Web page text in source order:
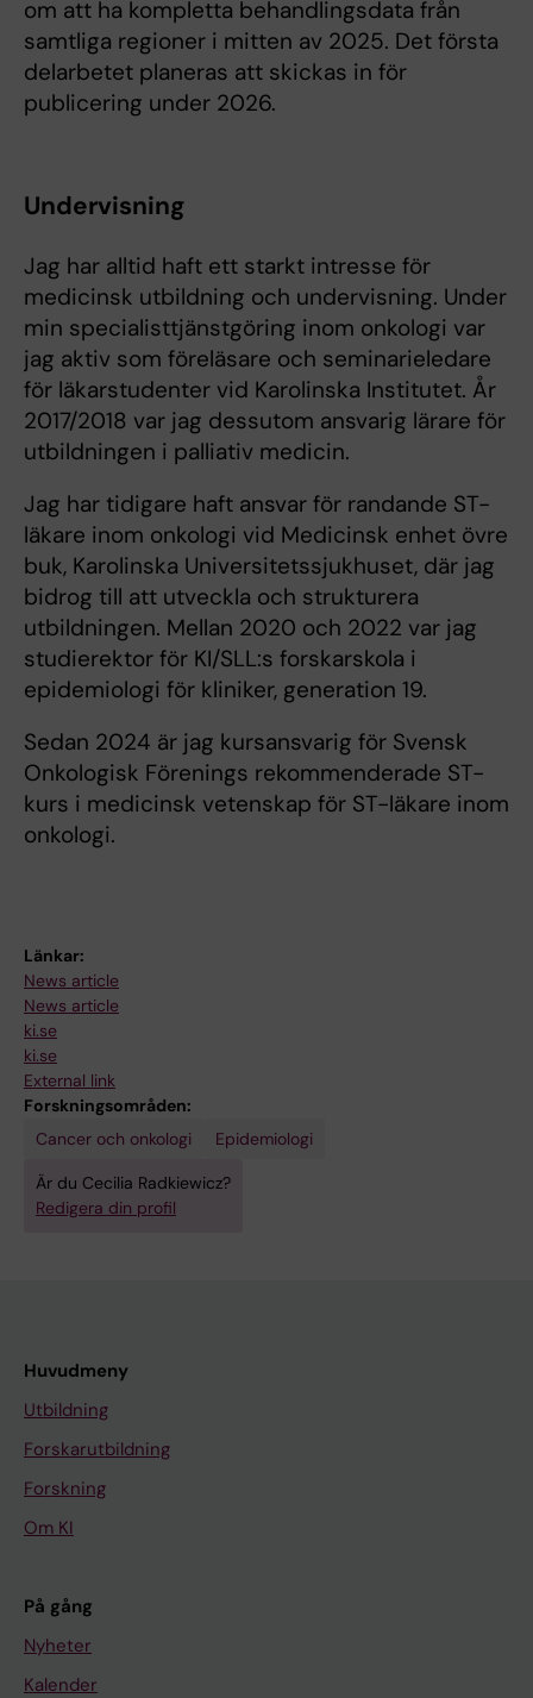
om att ha kompletta behandlingsdata från
samtliga regioner i mitten av 2025. Det första
delarbetet planeras att skickas in för
publicering under 2026.
Undervisning
Jag har alltid haft ett starkt intresse för
medicinsk utbildning och undervisning. Under
min specialisttjänstgöring inom onkologi var
jag aktiv som föreläsare och seminarieledare
för läkarstudenter vid Karolinska Institutet. År
2017/2018 var jag dessutom ansvarig lärare för
utbildningen i palliativ medicin.
Jag har tidigare haft ansvar för randande ST-
läkare inom onkologi vid Medicinsk enhet övre
buk, Karolinska Universitetssjukhuset, där jag
bidrog till att utveckla och strukturera
utbildningen. Mellan 2020 och 2022 var jag
studierektor för KI/SLL:s forskarskola i
epidemiologi för kliniker, generation 19.
Sedan 2024 är jag kursansvarig för Svensk
Onkologisk Förenings rekommenderade ST-
kurs i medicinsk vetenskap för ST-läkare inom
onkologi.
Länkar:
News article
News article
ki.se
ki.se
External link
Forskningsområden:
Cancer och onkologi
Epidemiologi
Är du Cecilia Radkiewicz?
Redigera din profil
Huvudmeny
Utbildning
Forskarutbildning
Forskning
Om KI
På gång
Nyheter
Kalender